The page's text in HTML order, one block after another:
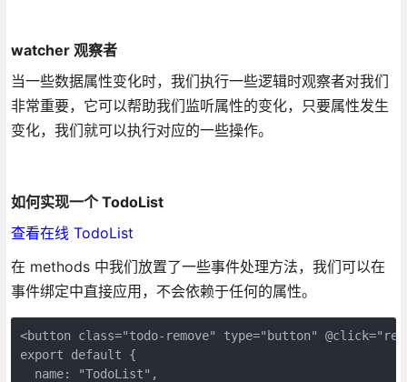
watcher 观察者
当一些数据属性变化时，我们执行一些逻辑时观察者对我们
非常重要，它可以帮助我们监听属性的变化，只要属性发生
变化，我们就可以执行对应的一些操作。
如何实现一个 TodoList
查看在线 TodoList
在 methods 中我们放置了一些事件处理方法，我们可以在
事件绑定中直接应用，不会依赖于任何的属性。
<button class="todo-remove" type="button"
export default {
  name: "TodoList",